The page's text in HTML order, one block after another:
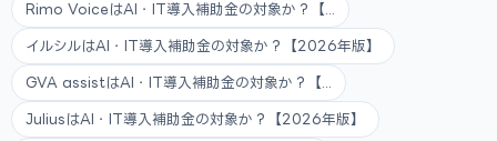
Rimo VoiceはAI・IT導入補助金の対象か？【...
イルシルはAI・IT導入補助金の対象か？【2026年版】
GVA assistはAI・IT導入補助金の対象か？【...
JuliusはAI・IT導入補助金の対象か？【2026年版】